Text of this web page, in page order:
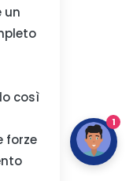
un
così
forze
1